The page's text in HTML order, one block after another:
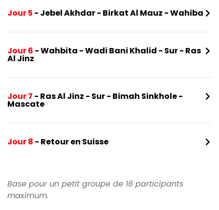
Jour 5 - Jebel Akhdar - Birkat Al Mauz - Wahiba
Jour 6 - Wahbita - Wadi Bani Khalid - Sur - Ras
Al Jinz
Jour 7 - Ras Al Jinz - Sur - Bimah Sinkhole -
Mascate
Jour 8 - Retour en Suisse
Base pour un petit groupe de 16 participants
maximum.